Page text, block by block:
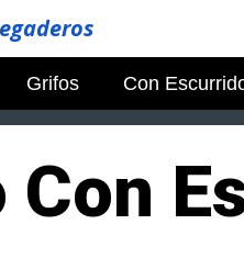
Grifos Con
Con